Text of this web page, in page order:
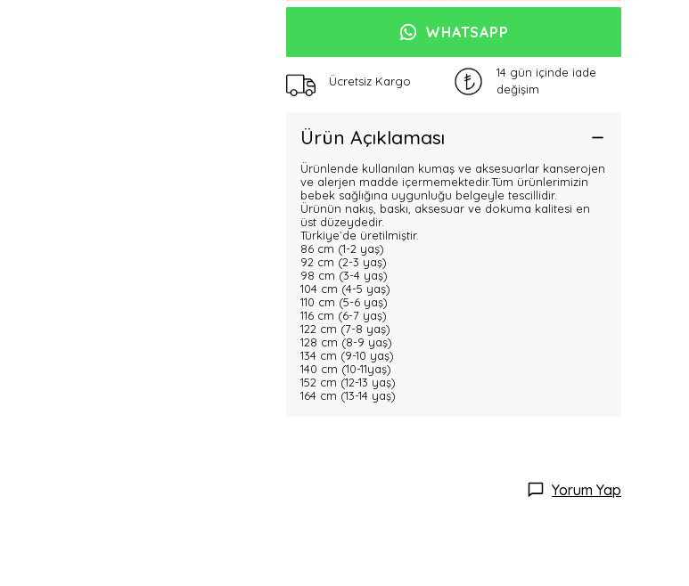
WHATSAPP
Ücretsiz Kargo
14 gün içinde iade
değişim
Ürün Açıklaması
Ürünlende kullanılan kumaş ve aksesuarlar kanserojen
ve alerjen madde içermemektedir.Tüm ürünlerimizin
bebek sağlığına uygunluğu belgeyle tescillidir.
Ürünün nakış, baskı, aksesuar ve dokuma kalitesi en
üst düzeydedir.
Türkiye`de üretilmiştir.
86 cm (1-2 yaş)
92 cm (2-3 yaş)
98 cm (3-4 yaş)
104 cm (4-5 yaş)
110 cm (5-6 yaş)
116 cm (6-7 yaş)
122 cm (7-8 yaş)
128 cm (8-9 yaş)
134 cm (9-10 yaş)
140 cm (10-11yaş)
152 cm (12-13 yaş)
164 cm (13-14 yaş)
Yorum Yap